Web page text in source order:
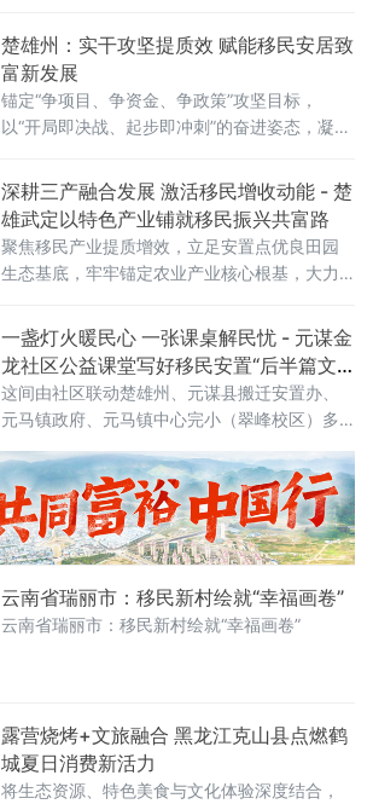
扶持移民创业，激活文旅业态，成功实现产业
迭代、村民增收、村寨蝶变。2
楚雄州：实干攻坚提质效 赋能移民安居致
富新发展
锚定“争项目、争资金、争政策”攻坚目标，
以“开局即决战、起步即冲刺”的奋进姿态，凝心
实现一季度工作高开高走、稳中有进。通过强
队伍、抓落实、兴产业、保稳定、争示范，全
方位夯实移民安置发展根基，切实走好“搬得
出、稳得住、能发展、可致富”的高质量发展之
路，以实干担当书写移民群众美好生活新篇
深耕三产融合发展 激活移民增收动能 - 楚
雄武定以特色产业铺就移民振兴共富路
聚焦移民产业提质增效，立足安置点优良田园
生态基底，牢牢锚定农业产业核心根基，大力
旅融合、人才赋能、试点创新、政策兜底四项
举措，全方位构建多元化、特色化、可持续的
移民产业发展新格局，以产业兴旺为移民乡村
全面振兴注入持久强劲动力。 依托安置点得天
独
一盏灯火暖民心 一张课桌解民忧 - 元谋金
龙社区公益课堂写好移民安置“后半篇文
章”
这间由社区联动楚雄州、元谋县搬迁安置办、
元马镇政府、元马镇中心完小（翠峰校区）多
子女课后时光，用精准民生服务破解搬迁群众
急难愁盼。金龙社区是乌东德水电站集中移民
云南省瑞丽市：移民新村绘就“幸福画卷”
云南省瑞丽市：移民新村绘就“幸福画卷”
露营烧烤+文旅融合 黑龙江克山县点燃鹤
城夏日消费新活力
将生态资源、特色美食与文化体验深度结合，